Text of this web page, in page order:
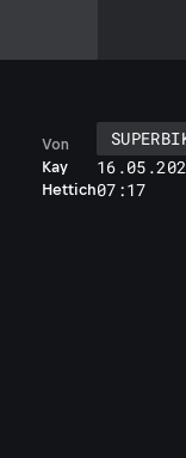
Kay
Hettich
Von
07:17